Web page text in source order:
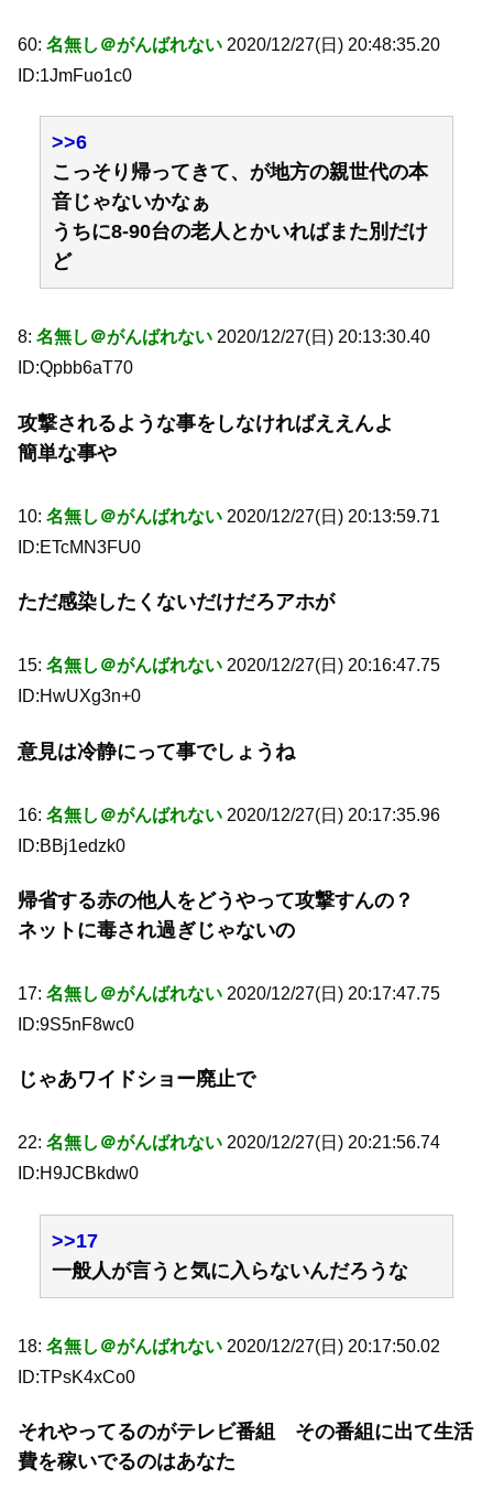
60: 名無し＠がんばれない 2020/12/27(日) 20:48:35.20
ID:1JmFuo1c0
>>6
こっそり帰ってきて、が地方の親世代の本
音じゃないかなぁ
うちに8-90台の老人とかいればまた別だけ
ど
8: 名無し＠がんばれない 2020/12/27(日) 20:13:30.40
ID:Qpbb6aT70
攻撃されるような事をしなければええんよ
簡単な事や
10: 名無し＠がんばれない 2020/12/27(日) 20:13:59.71
ID:ETcMN3FU0
ただ感染したくないだけだろアホが
15: 名無し＠がんばれない 2020/12/27(日) 20:16:47.75
ID:HwUXg3n+0
意見は冷静にって事でしょうね
16: 名無し＠がんばれない 2020/12/27(日) 20:17:35.96
ID:BBj1edzk0
帰省する赤の他人をどうやって攻撃すんの？
ネットに毒され過ぎじゃないの
17: 名無し＠がんばれない 2020/12/27(日) 20:17:47.75
ID:9S5nF8wc0
じゃあワイドショー廃止で
22: 名無し＠がんばれない 2020/12/27(日) 20:21:56.74
ID:H9JCBkdw0
>>17
一般人が言うと気に入らないんだろうな
18: 名無し＠がんばれない 2020/12/27(日) 20:17:50.02
ID:TPsK4xCo0
それやってるのがテレビ番組 その番組に出て生活
費を稼いでるのはあなた